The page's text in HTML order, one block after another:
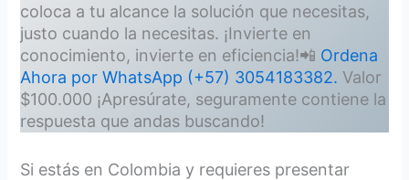
coloca a tu alcance la solución que necesitas,
justo cuando la necesitas. ¡Invierte en
conocimiento, invierte en eficiencia!📲 Ordena
Ahora por WhatsApp (+57) 3054183382. Valor
$100.000 ¡Apresúrate, seguramente contiene la
respuesta que andas buscando!
Si estás en Colombia y requieres presentar